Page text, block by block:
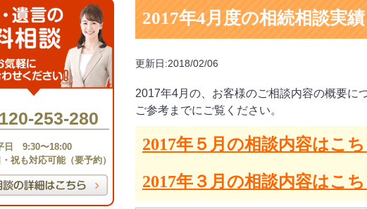
2017年4月度の相続相談実績
更新日:2018/02/06
2017年4月の、お客様のご相談内容の概要に
ご参考までにご覧ください。
2017年５月の相談内容はこ
2017年３月の相談内容はこ
253-280
日 9:30〜18:00
祝も対応可能（要予約）